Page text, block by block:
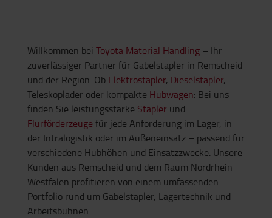
Willkommen bei Toyota Material Handling – Ihr
zuverlässiger Partner für Gabelstapler in Remscheid
und der Region. Ob Elektrostapler, Dieselstapler,
Teleskoplader oder kompakte Hubwagen: Bei uns
finden Sie leistungsstarke Stapler und
Flurförderzeuge für jede Anforderung im Lager, in
der Intralogistik oder im Außeneinsatz – passend für
verschiedene Hubhöhen und Einsatzzwecke. Unsere
Kunden aus Remscheid und dem Raum Nordrhein-
Westfalen profitieren von einem umfassenden
Portfolio rund um Gabelstapler, Lagertechnik und
Arbeitsbühnen.